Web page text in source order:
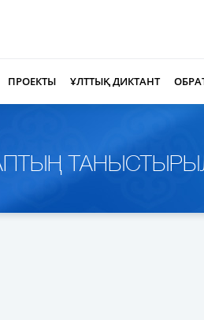
ПРОЕКТЫ ҰЛТТЫҚ ДИКТАНТ